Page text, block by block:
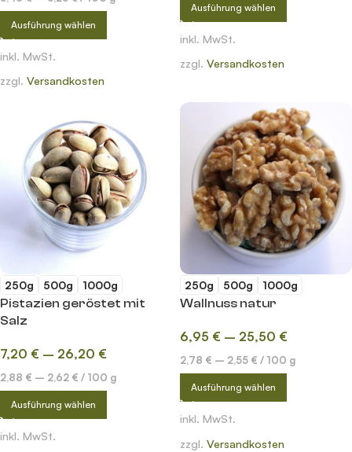
Ausführung wählen
inkl. MwSt.
zzgl. Versandkosten
Ausführung wählen
inkl. MwSt.
zzgl. Versandkosten
250g 500g 1000g
Pistazien geröstet mit
Salz
7,20 € – 26,20 €
2,88 € – 2,62 € / 100 g
Ausführung wählen
inkl. MwSt.
250g 500g 1000g
Wallnuss natur
6,95 € – 25,50 €
2,78 € – 2,55 € / 100 g
Ausführung wählen
inkl. MwSt.
zzgl. Versandkosten